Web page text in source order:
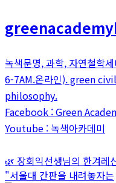
녹색문명, 과학, 자연철학
6-7AM.온라인). green
philosophy.
Facebook : Green
Youtube : 녹색아카데미
🌿 장회익선생님의 한겨레
"서울대 간판을 내려놓자는